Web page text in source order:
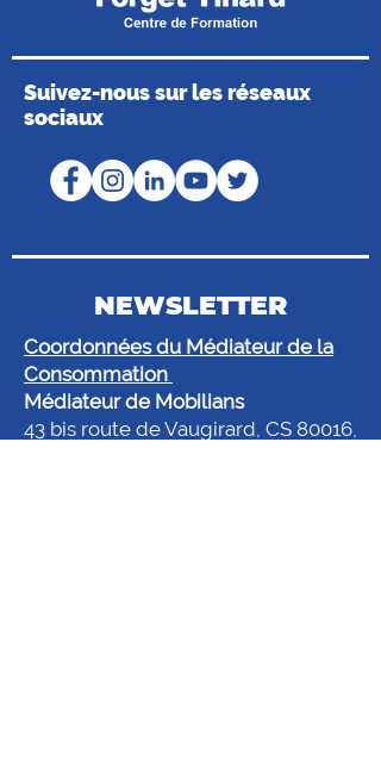
Suivez-nous sur les réseaux
sociaux
NEWSLETTER
Coordonnées du Médiateur de la
Consommation
Médiateur de Mobilians
43 bis route de Vaugirard, CS 80016,